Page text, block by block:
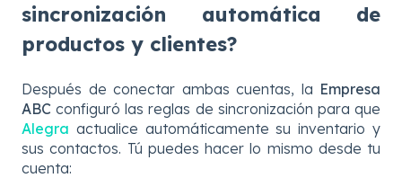
sincronización automática de
productos y clientes?
Después de conectar ambas cuentas, la Empresa
ABC configuró las reglas de sincronización para que
Alegra actualice automáticamente su inventario y
sus contactos. Tú puedes hacer lo mismo desde tu
cuenta: